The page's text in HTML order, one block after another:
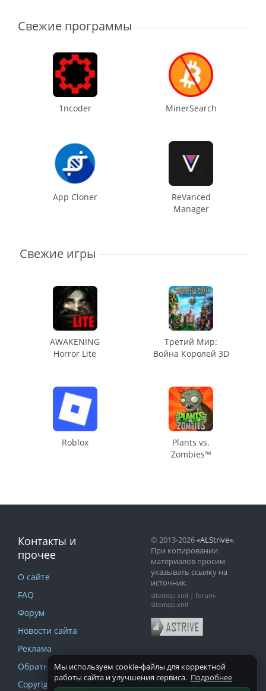
Свежие программы
1ncoder MinerSearch
App Cloner
ReVanced
Manager
Свежие игры
AWAKENING
Horror Lite
Третий Мир:
Война Королей 3D
Roblox
Plants vs.
Zombies™
Контакты и
прочее
О сайте
FAQ
Форум
Новости сайта
Реклама
Обратная связь
Copyright и DMCA
© 2013-2026«ALStrive».
При копировании
материалов просим
указывать ссылку на
источник.
sitemap.xml
forum-
sitemap.xml
Мы используем cookie-файлы для корректной
работы сайта и улучшения сервиса. Подробнее